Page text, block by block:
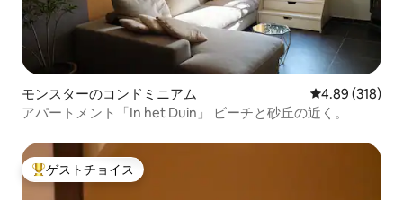
モンスターのコンドミニアム レビュー318
4.89 (318)
アパートメント「In het Duin」 ビーチと砂丘の近く。
大好評のゲストチョイスです。
ゲストチョイス